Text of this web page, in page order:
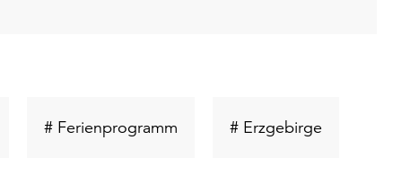
Schlüsselwort# Ferienprogramm Schlüsselwort# ErzgebirgeSchlüsselwort